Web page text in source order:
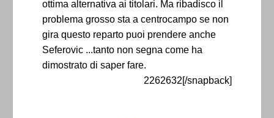
ottima alternativa ai titolari. Ma ribadisco il
problema grosso sta a centrocampo se non
gira questo reparto puoi prendere anche
Seferovic ...tanto non segna come ha
dimostrato di saper fare.
2262632[/snapback]